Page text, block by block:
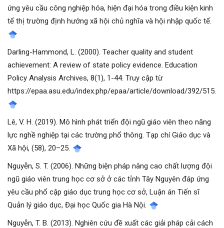
ứng yêu cầu công nghiệp hóa, hiện đại hóa trong điều kiện kinh
tế thị trường định hướng xã hội chủ nghĩa và hội nhập quốc tế.
Darling-Hammond, L. (2000). Teacher quality and student
achievement: A review of state policy evidence. Education
Policy Analysis Archives, 8(1), 1-44. Truy cập từ
https://epaa.asu.edu/index.php/epaa/article/download/392/515.
Lê, V. H. (2019). Mô hình phát triển đội ngũ giáo viên theo năng
lực nghề nghiệp tại các trường phổ thông. Tạp chí Giáo dục và
Xã hội, (58), 20–25.
Nguyễn, S. T. (2006). Những biện pháp nâng cao chất lượng đội
ngũ giáo viên trung học cơ sở ở các tỉnh Tây Nguyên đáp ứng
yêu cầu phổ cập giáo dục trung học cơ sở, Luận án Tiến sĩ
Quản lý giáo dục, Đại học Quốc gia Hà Nội.
Nguyễn, T. B. (2013). Nghiên cứu đề xuất các giải pháp cải cách